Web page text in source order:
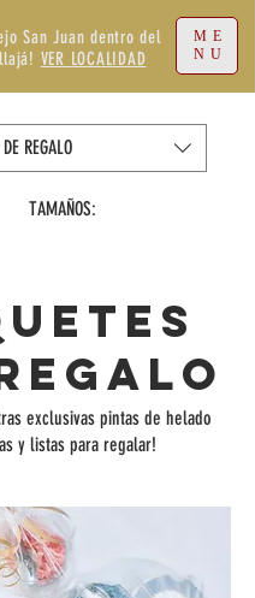
San Juan dentro del
VER LOCALIDAD
ME
NU
REGALO
TAMAÑOS:
exclusivas pintas de helado
y listas para regalar!